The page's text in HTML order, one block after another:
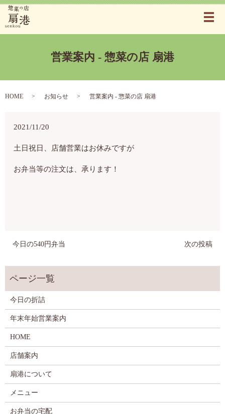
メ
営業案内 - 惣菜の店 扇港
HOME お知らせ 営業案内 - 惣菜の店 扇港
2021/11/20
土日祝日、店舗営業はお休みですが
お弁当等の注文は、承ります！
今日の540円弁当 次の投稿
今日の折詰
年末年始営業案内
HOME
店舗案内
扇港について
メニュー
お弁当の宅配